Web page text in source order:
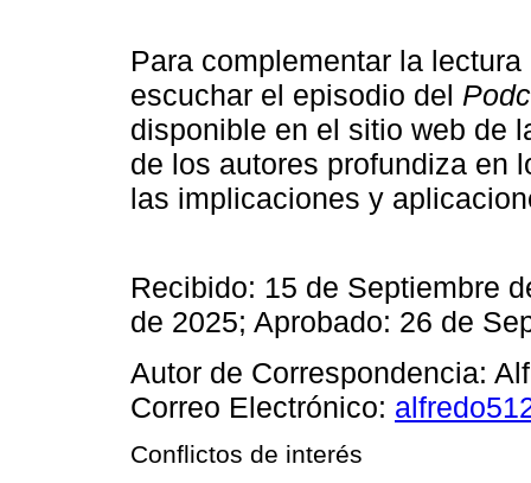
Para complementar la
escuchar el episodio del
disponible en el sitio web de
de los autores profundiza en
las implicaciones y
Recibido: 15 de Septiembre
de 2025; Aprobado: 26 de
Autor de Correspondencia:
Correo Electrónico:
Conflictos de interés